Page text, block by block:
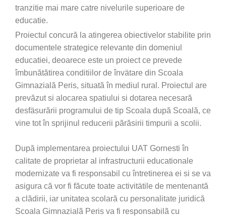
tranzitie mai mare catre nivelurile superioare de
educatie.
Proiectul concură la atingerea obiectivelor stabilite prin
documentele strategice relevante din domeniul
educatiei, deoarece este un proiect ce prevede
îmbunătătirea conditiilor de învätare din Scoala
Gimnazială Peris, situată în mediul rural. Proiectul are
prevăzut si alocarea spatiului si dotarea necesară
desfäsurării programului de tip Scoala după Scoală, ce
vine tot în sprijinul reducerii părăsirii timpurii a scolii.
După implementarea proiectului UAT Gornesti în
calitate de proprietar al infrastructurii educationale
modernizate va fi responsabil cu întretinerea ei si se va
asigura că vor fi făcute toate activitätile de mentenantă
a clădirii, iar unitatea scolară cu personalitate juridică
Scoala Gimnazialã Peris va fi responsabilã cu